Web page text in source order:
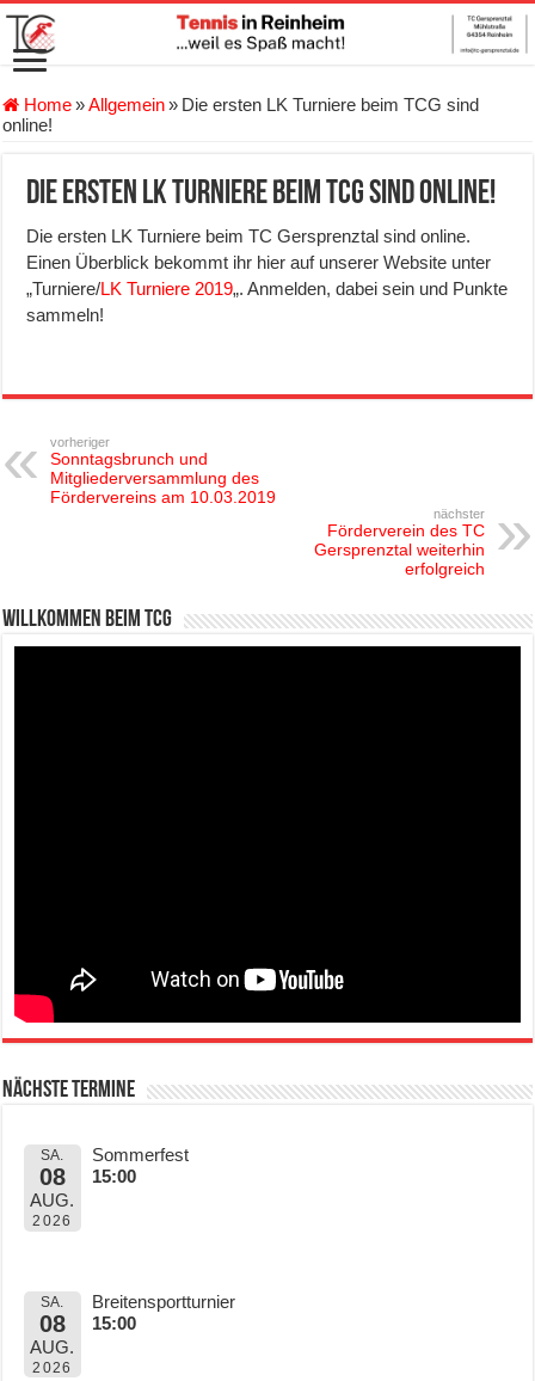
Home»Allgemein» Die ersten LK Turniere beim TCG sind
online!
Die ersten LK Turniere beim TCG sind online!
Die ersten LK Turniere beim TC Gersprenztal sind online.
Einen Überblick bekommt ihr hier auf unserer Website unter
„Turniere/LK Turniere 2019„. Anmelden, dabei sein und Punkte
sammeln!
vorheriger
Sonntagsbrunch und
Mitgliederversammlung des
Fördervereins am 10.03.2019
nächster
Förderverein des TC
Gersprenztal weiterhin
erfolgreich
Willkommen beim TCG
Nächste Termine
SA.
08
AUG.
2026
Sommerfest
15:00
SA.
08
AUG.
2026
Breitensportturnier
15:00